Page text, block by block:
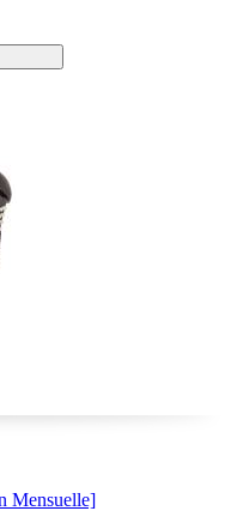
Mensuelle]